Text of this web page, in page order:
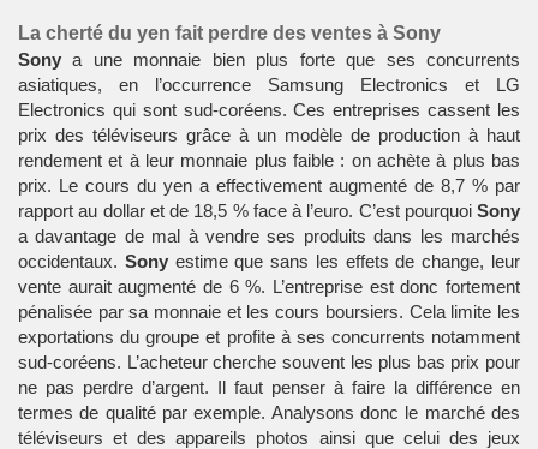
La cherté du yen fait perdre des ventes à Sony
Sony a une monnaie bien plus forte que ses concurrents
asiatiques, en l’occurrence Samsung Electronics et LG
Electronics qui sont sud-coréens. Ces entreprises cassent les
prix des téléviseurs grâce à un modèle de production à haut
rendement et à leur monnaie plus faible : on achète à plus bas
prix. Le cours du yen a effectivement augmenté de 8,7 % par
rapport au dollar et de 18,5 % face à l’euro. C’est pourquoi Sony
a davantage de mal à vendre ses produits dans les marchés
occidentaux. Sonyestime que sans les effets de change, leur
vente aurait augmenté de 6 %. L’entreprise est donc fortement
pénalisée par sa monnaie et les cours boursiers. Cela limite les
exportations du groupe et profite à ses concurrents notamment
sud-coréens. L’acheteur cherche souvent les plus bas prix pour
ne pas perdre d’argent. Il faut penser à faire la différence en
termes de qualité par exemple. Analysons donc le marché des
téléviseurs et des appareils photos ainsi que celui des jeux